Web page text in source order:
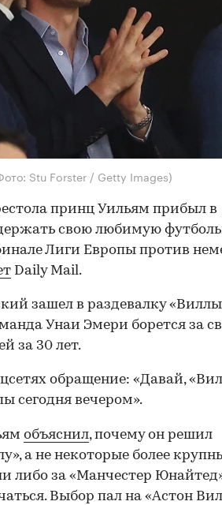
Stu Forster / Getty Images)
принц Уильям прибыл в
свою любимую
Лиги Европы против
Daily Mail.
зашел в раздевалку
Унаи Эмери борется за
за 30 лет.
обращение: «Давай,
сегодня вечером».
объяснил, почему он решил
а не некоторые более
либо за «Манчестер
Выбор пал на «Астон